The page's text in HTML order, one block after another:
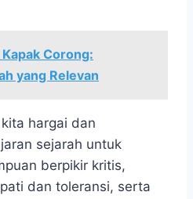
Kapak Corong:
yang Relevan
hargai dan
sejarah untuk
berpikir kritis,
dan toleransi, serta